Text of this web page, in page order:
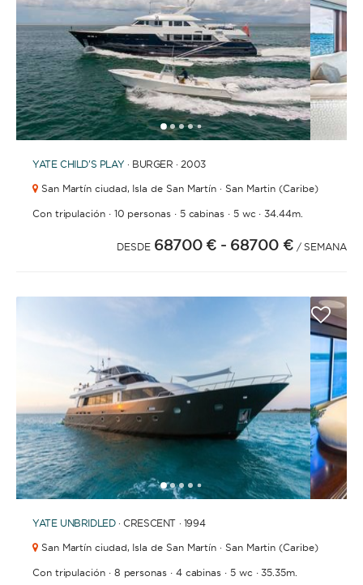
BAÑOS
AÑO DE CONSTRUCCIÓN / RENOVACIÓN
12345 6789
YATE CHILD'S PLAY · BURGER · 2003
San Martín ciudad, Isla de San Martín · San Martin (Caribe)
Con tripulación· 10 personas· 5 cabinas · 5 wc·34.44m.
DESDE 68700 € - 68700 € / SEMANA
12345 7 8 101112131415161718 19
YATE UNBRIDLED· CRESCENT · 1994
San Martín ciudad, Isla de San Martín · San Martin (Caribe)
Con tripulación· 8 personas· 4 cabinas · 5 wc·35.35m.